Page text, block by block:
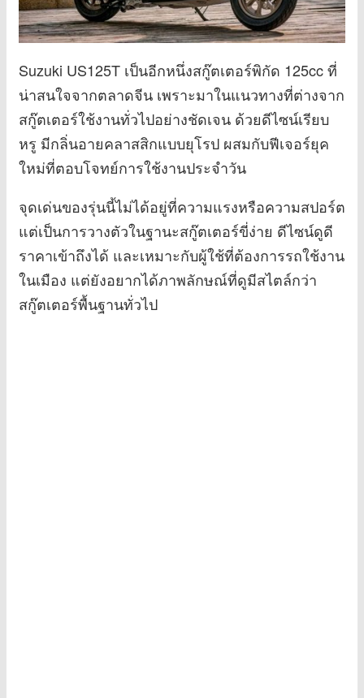
Suzuki US125T เป็นอีกหนึ่งสกู๊ตเตอร์พิกัด 125cc ที่
น่าสนใจจากตลาดจีน เพราะมาในแนวทางที่ต่างจาก
สกู๊ตเตอร์ใช้งานทั่วไปอย่างชัดเจน ด้วยดีไซน์เรียบ
หรู มีกลิ่นอายคลาสสิกแบบยุโรป ผสมกับฟีเจอร์ยุค
ใหม่ที่ตอบโจทย์การใช้งานประจำวัน
จุดเด่นของรุ่นนี้ไม่ได้อยู่ที่ความแรงหรือความสปอร์ต
แต่เป็นการวางตัวในฐานะสกู๊ตเตอร์ขี่ง่าย ดีไซน์ดูดี
ราคาเข้าถึงได้ และเหมาะกับผู้ใช้ที่ต้องการรถใช้งาน
ในเมือง แต่ยังอยากได้ภาพลักษณ์ที่ดูมีสไตล์กว่า
สกู๊ตเตอร์พื้นฐานทั่วไป